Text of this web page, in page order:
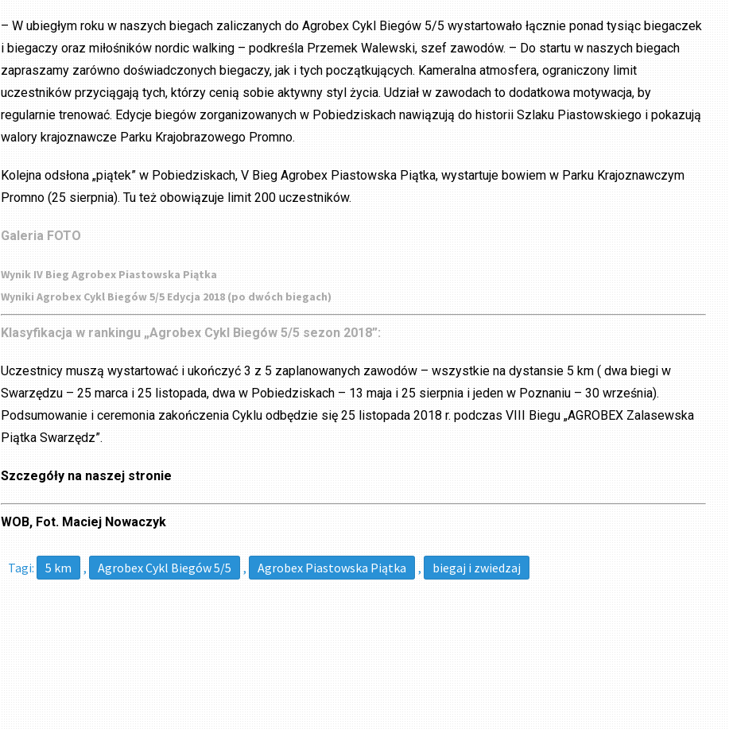
– W ubiegłym roku w naszych biegach zaliczanych do Agrobex Cykl Biegów 5/5 wystartowało łącznie ponad tysiąc biegaczek
i biegaczy oraz miłośników nordic walking – podkreśla Przemek Walewski, szef zawodów. – Do startu w naszych biegach
zapraszamy zarówno doświadczonych biegaczy, jak i tych początkujących. Kameralna atmosfera, ograniczony limit
uczestników przyciągają tych, którzy cenią sobie aktywny styl życia. Udział w zawodach to dodatkowa motywacja, by
regularnie trenować. Edycje biegów zorganizowanych w Pobiedziskach nawiązują do historii Szlaku Piastowskiego i pokazują
walory krajoznawcze Parku Krajobrazowego Promno.
Kolejna odsłona „piątek” w Pobiedziskach, V Bieg Agrobex Piastowska Piątka, wystartuje bowiem w Parku Krajoznawczym
Promno (25 sierpnia). Tu też obowiązuje limit 200 uczestników.
Galeria FOTO
Wynik IV Bieg Agrobex Piastowska Piątka
Wyniki Agrobex Cykl Biegów 5/5 Edycja 2018 (po dwóch biegach)
Klasyfikacja w rankingu „Agrobex Cykl Biegów 5/5 sezon 2018”:
Uczestnicy muszą wystartować i ukończyć 3 z 5 zaplanowanych zawodów – wszystkie na dystansie 5 km ( dwa biegi w
Swarzędzu – 25 marca i 25 listopada, dwa w Pobiedziskach – 13 maja i 25 sierpnia i jeden w Poznaniu – 30 września).
Podsumowanie i ceremonia zakończenia Cyklu odbędzie się 25 listopada 2018 r. podczas VIII Biegu „AGROBEX Zalasewska
Piątka Swarzędz”.
Szczegóły na naszej stronie
WOB, Fot. Maciej Nowaczyk
Tagi: 5 km , Agrobex Cykl Biegów 5/5 , Agrobex Piastowska Piątka , biegaj i zwiedzaj